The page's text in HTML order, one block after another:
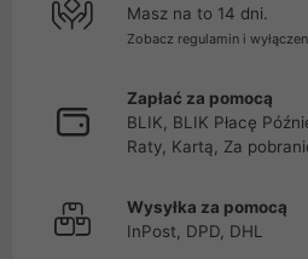
Masz na to 14 dni.
Zobacz regulamin i
Zapłać za pomocą
BLIK, BLIK Płacę
Raty, Kartą, Za
Wysyłka za pomocą
InPost, DPD, DHL